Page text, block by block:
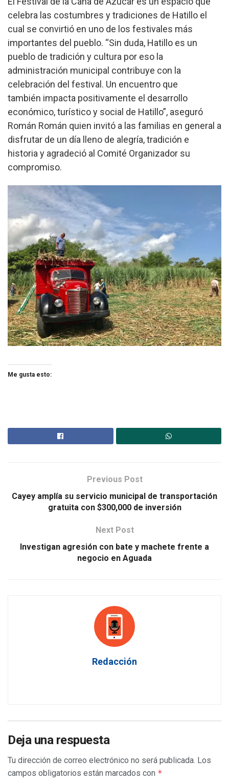
celebra las costumbres y tradiciones de Hatillo el
cual se convirtió en uno de los festivales más
importantes del pueblo. “Sin duda, Hatillo es un
pueblo de tradición y cultura por eso la
administración municipal contribuye con la
celebración del festival. Un encuentro que
también impacta positivamente e l desarrollo
económico, turístico y social de Hatillo”, aseguró
Román Román quien invitó a las familias en general a
disfrutar de un día lleno de alegría, tradición e
historia y agradeció al Comité Organizador su
compromiso.
Me gusta esto:
Previous Post
Cayey amplía su servicio municipal de transportación
gratuita con $300,000 de inversión
Next Post
Investigan agresión con bate y machete frente a
negocio en Aguada
Redacción
Deja una respuesta
Tu dirección de correo electrónico no será publicada. Los
campos obligatorios están marcados con *